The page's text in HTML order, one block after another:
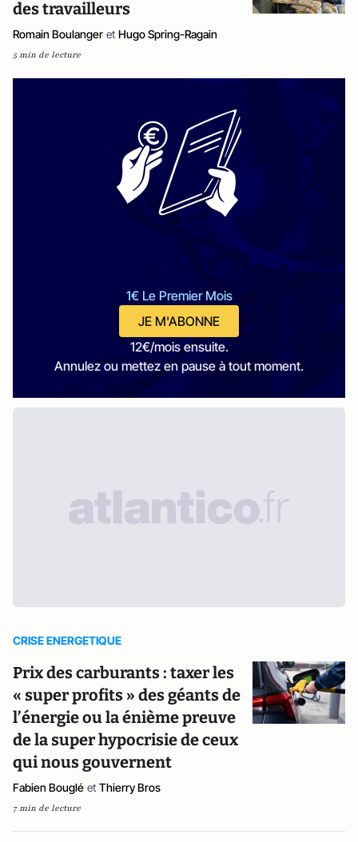
des travailleurs
Romain Boulanger et Hugo Spring-Ragain
5 min de lecture
1€ Le Premier Mois
JE M'ABONNE
12€/mois ensuite.
Annulez ou mettez en pause à tout moment.
CRISE ENERGETIQUE
Prix des carburants : taxer les
« super profits » des géants de
l’énergie ou la énième preuve
de la super hypocrisie de ceux
qui nous gouvernent
Fabien Bouglé et Thierry Bros
7 min de lecture